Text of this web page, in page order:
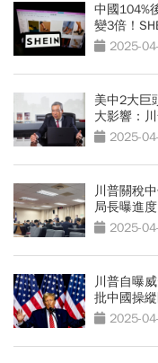
中國104%
變3倍！
2025-
美中2大巨
大影響：
2025-
川普關稅
局長曝進
看 2025-
川普自曝
批中國操
2025-